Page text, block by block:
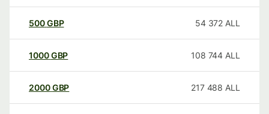
500GBP 54 372 ALL
1000GBP 108 744 ALL
2000GBP 217 488 ALL